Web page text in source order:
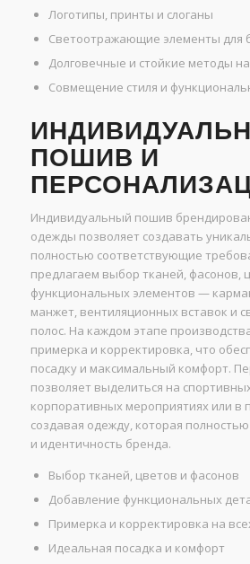
Логотипы, принты и слоганы
Светоотражающие элементы для
Долговечные и стойкие методы
Совмещение стиля и
ПОШИВ И
Индивидуальный пошив
одежды позволяет создавать
полностью соответствующие
предлагаем выбор тканей, фасонов,
функциональных элементов —
манжет, вентиляционных вставок и
полос. На каждом этапе
примерка и корректировка, что
посадку и максимальный комфорт.
позволяет выделиться на
корпоративных мероприятиях или в
создавая одежду, которая
и идентичность бренда.
Выбор тканей, цветов и фасонов
Добавление функциональных
Примерка и корректировка на
Идеальная посадка и комфорт